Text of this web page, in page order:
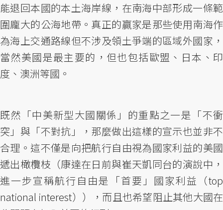
能退回本國的本土海岸線，在南海中部形成一條範
圍龐大的公海地帶。真正的贏家是那些使用南海作
為海上交通路線但不涉及領土爭端的區域外國家，
當然美國是最主要的，但也包括歐盟、日本、印
度、澳洲等國。
既然「中美新型大國關係」的重點之一是「不衝
突」與「不對抗」，那麼做出這樣的宣示也並非不
合理。這不僅是向把航行自由視為國家利益的美國
遞出橄欖枝（康達在日前與崔天凱同台的演說中，
進一步宣稱航行自由是「首要」國家利益（top
national interest）），而且也希望阻止其他大國在